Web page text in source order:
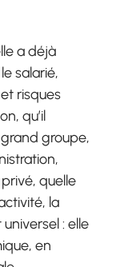
a déjà
salarié,
risques
qu’il
grand groupe,
quelle
la
: elle
en